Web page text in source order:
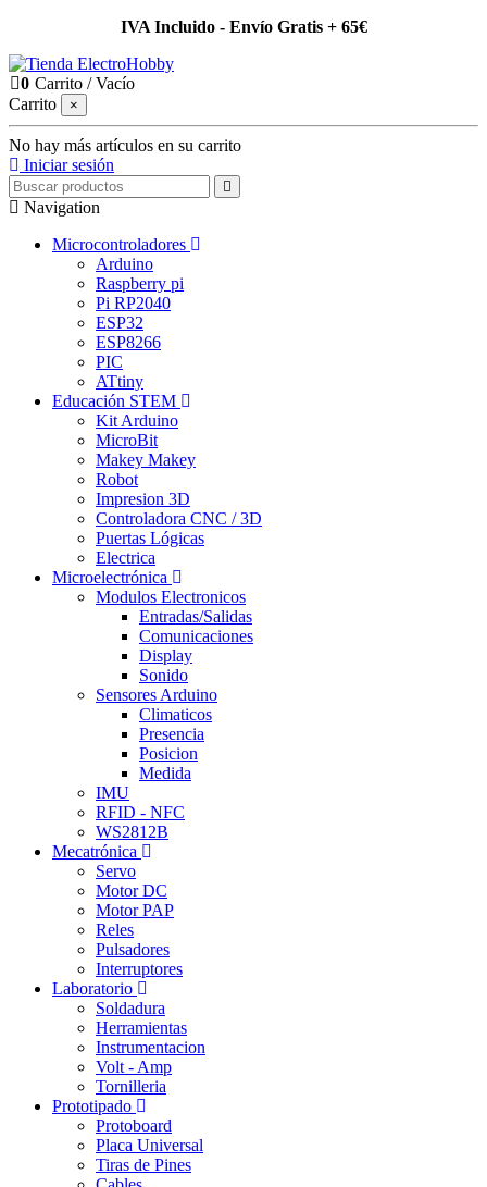
IVA Incluido - Envío Gratis + 65€
0 Carrito /Vacío
Carrito
×
No hay más artículos en su carrito
Iniciar sesión
Navigation
Microcontroladores
Arduino
Raspberry pi
Pi RP2040
ESP32
ESP8266
PIC
ATtiny
Educación STEM
Kit Arduino
MicroBit
Makey Makey
Robot
Impresion 3D
Controladora CNC / 3D
Puertas Lógicas
Electrica
Microelectrónica
Modulos Electronicos
Entradas/Salidas
Comunicaciones
Display
Sonido
Sensores Arduino
Climaticos
Presencia
Posicion
Medida
IMU
RFID - NFC
WS2812B
Mecatrónica
Servo
Motor DC
Motor PAP
Reles
Pulsadores
Interruptores
Laboratorio
Soldadura
Herramientas
Instrumentacion
Volt - Amp
Tornilleria
Prototipado
Protoboard
Placa Universal
Tiras de Pines